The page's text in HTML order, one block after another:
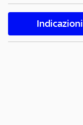
Indicazioni